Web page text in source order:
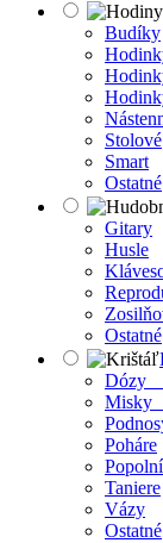
Budíky
Stolové
Smart
Ostatné
Gitary
Husle
Ostatné
Poháre
Taniere
Vázy
Ostatné